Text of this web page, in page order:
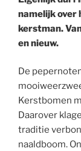
namelijk over
kerstman.
en nieuw.
De
Kerstbomen
Daarover
traditie
naaldboom.